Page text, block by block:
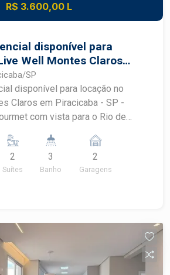
R$ 3.600,00 L
disponível para
Well Montes Claros
- SP
SP
disponível para locação no
Claros em Piracicaba - SP -
ar condicionado - 2 vagas
academia, salão de festas,
espaço gourmet e piscina. Agende sua visita !
2
Suítes
3
Banho
2
Garagens